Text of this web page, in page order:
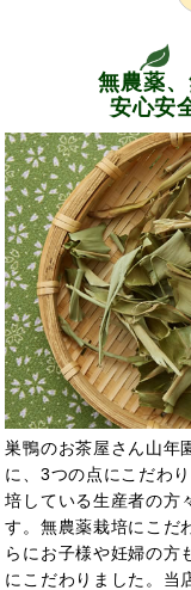
無農薬
安心安
巣鴨のお茶屋さん山年
に、3つの点にこだわ
培している生産者の方
す。無農薬栽培にこだ
らにお子様や妊婦の方
にこだわりました。当